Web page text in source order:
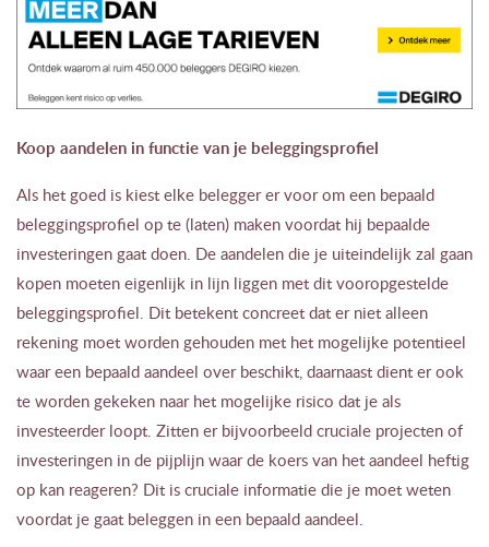
Koop aandelen in functie van je beleggingsprofiel
Als het goed is kiest elke belegger er voor om een bepaald
beleggingsprofiel op te (laten) maken voordat hij bepaalde
investeringen gaat doen. De aandelen die je uiteindelijk zal gaan
kopen moeten eigenlijk in lijn liggen met dit vooropgestelde
beleggingsprofiel. Dit betekent concreet dat er niet alleen
rekening moet worden gehouden met het mogelijke potentieel
waar een bepaald aandeel over beschikt, daarnaast dient er ook
te worden gekeken naar het mogelijke risico dat je als
investeerder loopt. Zitten er bijvoorbeeld cruciale projecten of
investeringen in de pijplijn waar de koers van het aandeel heftig
op kan reageren? Dit is cruciale informatie die je moet weten
voordat je gaat beleggen in een bepaald aandeel.